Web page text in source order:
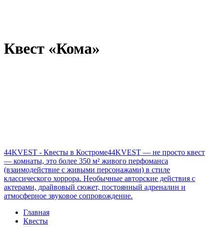
Квест «Кома»
44KVEST - Квесты в Костроме44KVEST — не просто квест
— комнаты, это более 350 м² живого перфоманса
(взаимодействие с живыми персонажами) в стиле
классического хоррора. Необычные авторские действия с
актерами, драйвовый сюжет, постоянный адреналин и
атмосферное звуковое сопровождение.
Главная
Квесты